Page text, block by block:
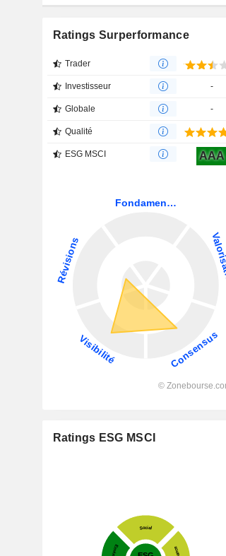
Ratings Surperformance
Trader
Investisseur -
Globale -
Qualité
ESG MSCI AAA
Ratings ESG MSCI